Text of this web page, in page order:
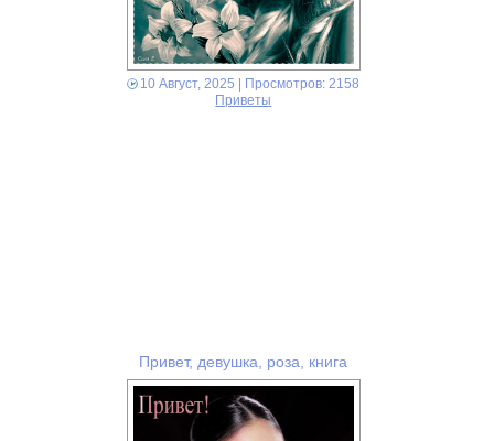
10 Август, 2025 | Просмотров: 2158
Приветы
Привет, девушка, роза, книга